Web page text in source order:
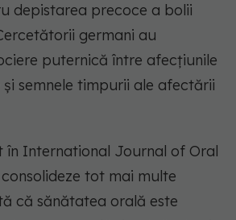
depistarea precoce a bolii
germani au
puternică între afecțiunile
și semnele timpurii ale afectării
în International Journal of Oral
consolideze tot mai multe
că sănătatea orală este